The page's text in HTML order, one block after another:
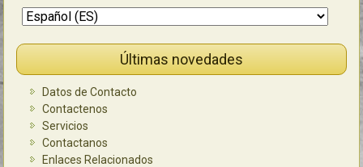
Últimas novedades
Datos de Contacto
Contactenos
Servicios
Contactanos
Enlaces Relacionados